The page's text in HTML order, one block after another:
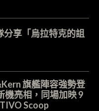
分享「烏拉特克的詛
旗艦陣容強勢登
機亮相，同場加映 9
Scoop